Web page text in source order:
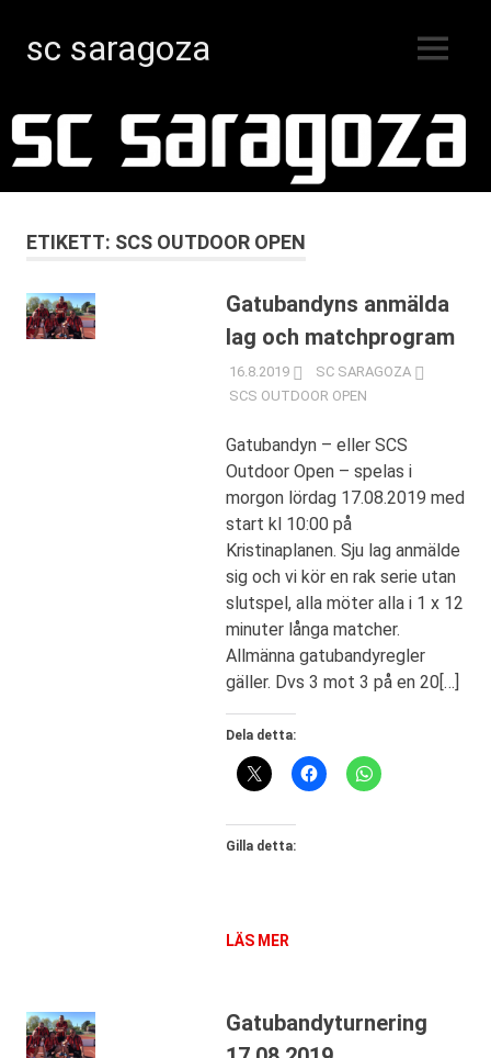
innehåll
sc saragoza
Kristinestad
sedan
MENY
ETIKETT: SCS OUTDOOR OPEN
Gatubandyns anmälda
lag och matchprogram
16.8.2019
SC SARAGOZA
SCS OUTDOOR OPEN
Gatubandyn – eller SCS
Outdoor Open – spelas i
morgon lördag 17.08.2019 med
start kl 10:00 på
Kristinaplanen. Sju lag anmälde
sig och vi kör en rak serie utan
slutspel, alla möter alla i 1 x 12
minuter långa matcher.
Allmänna gatubandyregler
gäller. Dvs 3 mot 3 på en 20[…]
Dela detta:
Gilla detta:
LÄS MER
Gatubandyturnering